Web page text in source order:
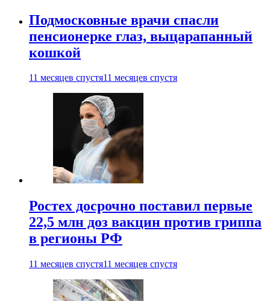
Подмосковные врачи спасли
пенсионерке глаз, выцарапанный
кошкой
11 месяцев спустя11 месяцев спустя
Ростех досрочно поставил первые
22,5 млн доз вакцин против гриппа
в регионы РФ
11 месяцев спустя11 месяцев спустя